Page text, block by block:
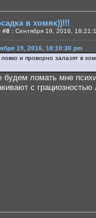
в хомяк))!!!
#8 : Сентября 19, 2016,
19, 2016, 18:10:30 pm
ловко и проворно залазят в
ломать мне
с грациозностью